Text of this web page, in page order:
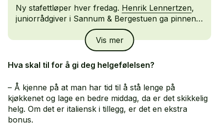
Ny stafettløper hver fredag. Henrik Lennertzen,
juniorrådgiver i Sannum & Bergestuen ga pinnen
videre til Ola Eloranta, fungerende
kommunikasjonsdirektør i NHO Geneo.
Vis mer
Hva skal til for å gi deg helgefølelsen?
– Å kjenne på at man har tid til å stå lenge på
kjøkkenet og lage en bedre middag, da er det skikkelig
helg. Om det er italiensk i tillegg, er det en ekstra
bonus.